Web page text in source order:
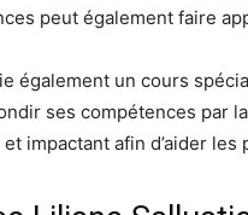
peut également faire
également un cours
ses compétences par
impactant afin d’aider les